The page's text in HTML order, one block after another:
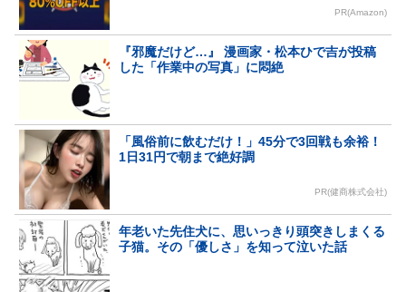
PR(Amazon)
『邪魔だけど…』 漫画家・松本ひで吉が投稿
した「作業中の写真」に悶絶
「風俗前に飲むだけ！」45分で3回戦も余裕！
1日31円で朝まで絶好調
PR(健商株式会社)
年老いた先住犬に、思いっきり頭突きしまくる
子猫。その「優しさ」を知って泣いた話